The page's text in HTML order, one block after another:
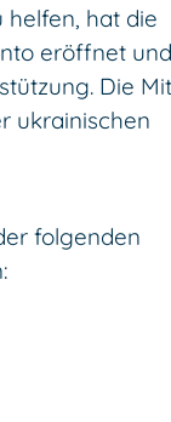
helfen, hat die
eröffnet und
Die
ukrainischen
folgenden